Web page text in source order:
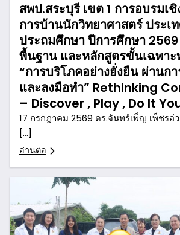
สพป.สระบุรี เขต 1 การอบรมเ
การบ้านนักวิทยาศาสตร์ ประเ
ประถมศึกษา ปีการศึกษา
พื้นฐาน และหลักสูตรขั้นเฉพาะ
“การบริโภคอย่างยั่งยืน ผ่านก
และลงมือทำ” Rethinking
– Discover , Play , Do It
17 กรกฎาคม 2569 ดร.จันทร์เพ็ญ เพ็ชรอ่
[…]
อ่านต่อ